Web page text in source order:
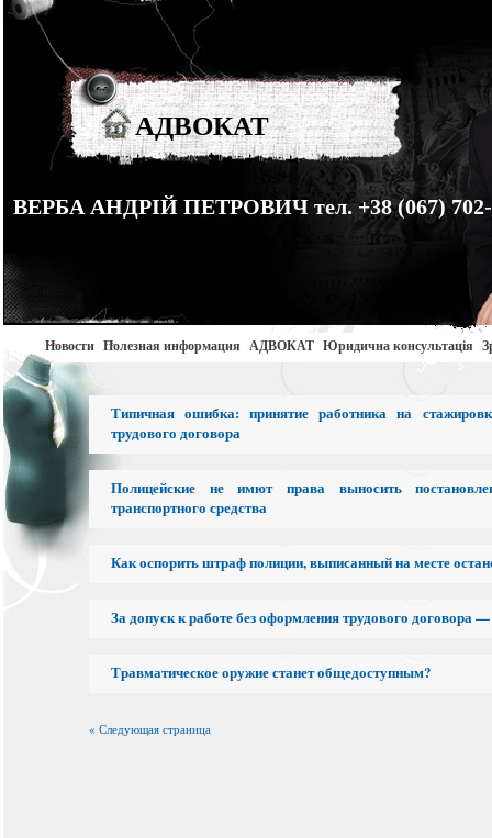
АДВОКАТ
ВЕРБА АНДРІЙ ПЕТРОВИЧ тел. +38 (067) 702-
Новости Полезная информация АДВОКАТ Юридична консультація
Типичная ошибка: принятие работника на
трудового договора
Полицейские не имют права выносить
транспортного средства
Как оспорить штраф полиции, выписанный на месте
За допуск к работе без оформления трудового договора
Травматическое оружие станет общедоступным?
« Следующая страница